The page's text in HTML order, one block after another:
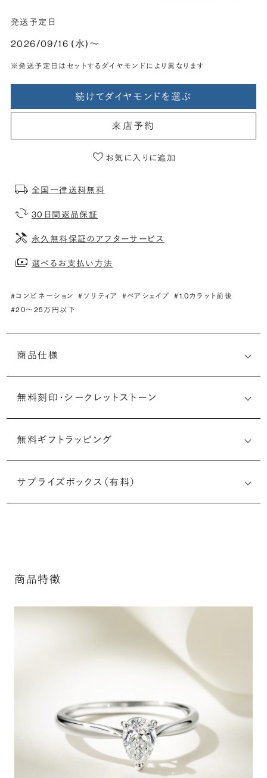
発送予定日
2026/09/16 (水)〜
※発送予定日はセットするダイヤモンドにより異なります
続けてダイヤモンドを選ぶ
来店予約
お気に入りに追加
全国一律送料無料
30日間返品保証
永久無料保証のアフターサービス
選べるお支払い方法
#コンビネーション #ソリティア #ペアシェイプ
#1.0カラット前後
#20〜25万円以下
商品仕様
無料刻印・ シークレットストーン
刻印メッセージ：アルファベット6文字まで刻印可能
印することができます。注文前だけでなく購入後の刻印も、
リングに初めて施す初回の刻印は、無料にて承ります（デザ
シークレットストーン：指輪の内側に留める宝石のこ
指輪の内側に、誕生石やピンクダイヤモンドなど、お好みの
宝石を選んでセッティングすることができます。ショッピング
カート画面で、お好みの宝石をお選びください (有料)。
詳しく見る
無料ギフトラッピング
サプライズボックス（有料）
商品特徴